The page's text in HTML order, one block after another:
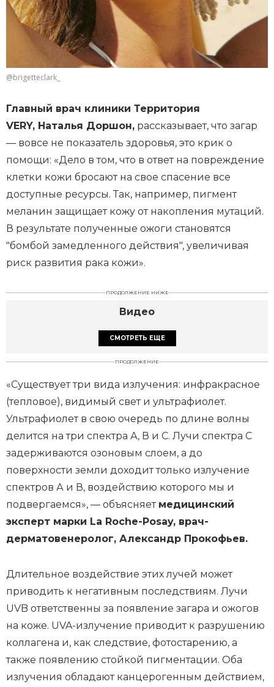
@brigetteclark_
Главный врач клиники Территория
VERY, Наталья Доршон, рассказывает, что загар
— вовсе не показатель здоровья, это крик о
помощи: «Дело в том, что в ответ на повреждение
клетки кожи бросают на свое спасение все
доступные ресурсы. Так, например, пигмент
меланин защищает кожу от накопления мутаций.
В результате полученные ожоги становятся
"бомбой замедленного действия", увеличивая
риск развития рака кожи».
ПРОДОЛЖЕНИЕ НИЖЕ
Видео
СМОТРЕТЬ ЕЩЕ
ПРОДОЛЖЕНИЕ
«Существует три вида излучения: инфракрасное
(тепловое), видимый свет и ультрафиолет.
Ультрафиолет в свою очередь по длине волны
делится на три спектра А, В и С. Лучи спектра С
задерживаются озоновым слоем, а до
поверхности земли доходит только излучение
спектров А и В, воздействию которого мы и
подвергаемся», — объясняет медицинский
эксперт марки La Roche-Posay, врач-
дерматовенеролог, Александр Прокофьев.
Длительное воздействие этих лучей может
приводить к негативным последствиям. Лучи
UVB ответственны за появление загара и ожогов
на коже. UVA-излучение приводит к разрушению
коллагена и, как следствие, фотостарению, а
также появлению стойкой пигментации. Оба
излучения обладают канцерогенным действием,